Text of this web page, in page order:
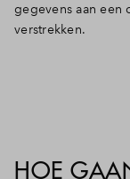
gegevens aan
verstrekken.
HOE